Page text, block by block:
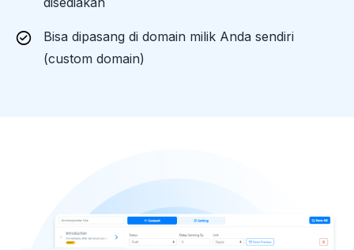
Bisa dipasang di domain milik Anda sendiri
(custom domain)